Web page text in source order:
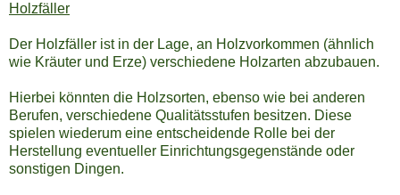
Holzfäller
Der Holzfäller ist in der Lage, an Holzvorkommen (ähnlich
wie Kräuter und Erze) verschiedene Holzarten abzubauen.
Hierbei könnten die Holzsorten, ebenso wie bei anderen
Berufen, verschiedene Qualitätsstufen besitzen. Diese
spielen wiederum eine entscheidende Rolle bei der
Herstellung eventueller Einrichtungsgegenstände oder
sonstigen Dingen.